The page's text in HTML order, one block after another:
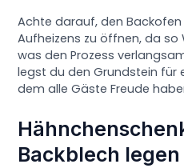
Achte darauf, den
Aufheizens zu öffnen, da
was den Prozess
legst du den Grundstein für
dem alle Gäste Freude
Backblech legen